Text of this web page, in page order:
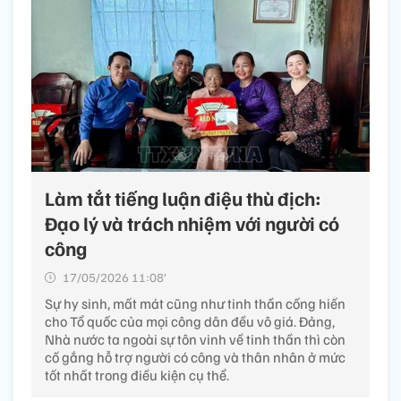
Làm tắt tiếng luận điệu thù địch:
Đạo lý và trách nhiệm với người có
công
17/05/2026 11:08’
Sự hy sinh, mất mát cũng như tinh thần cống hiến
cho Tổ quốc của mọi công dân đều vô giá. Đảng,
Nhà nước ta ngoài sự tôn vinh về tinh thần thì còn
cố gắng hỗ trợ người có công và thân nhân ở mức
tốt nhất trong điều kiện cụ thể.